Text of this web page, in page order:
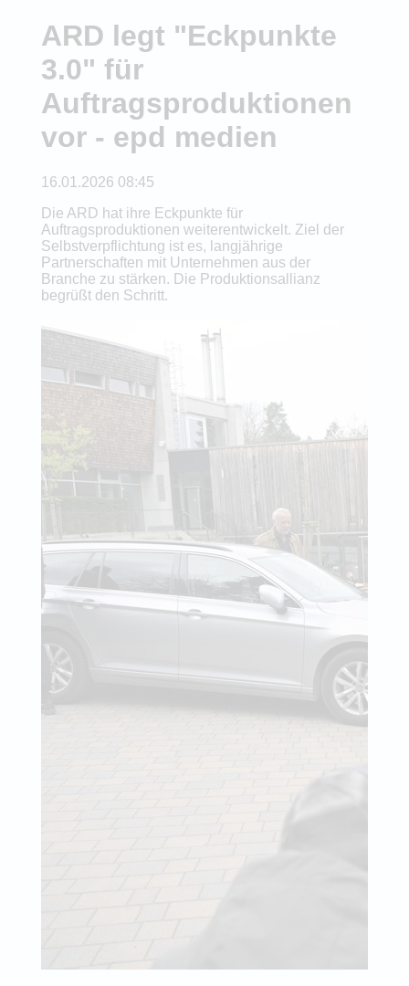
ARD legt "Eckpunkte
3.0" für
Auftragsproduktionen
vor - epd medien
16.01.2026 08:45
Die ARD hat ihre Eckpunkte für
Auftragsproduktionen weiterentwickelt. Ziel der
Selbstverpflichtung ist es, langjährige
Partnerschaften mit Unternehmen aus der
Branche zu stärken. Die Produktionsallianz
begrüßt den Schritt.